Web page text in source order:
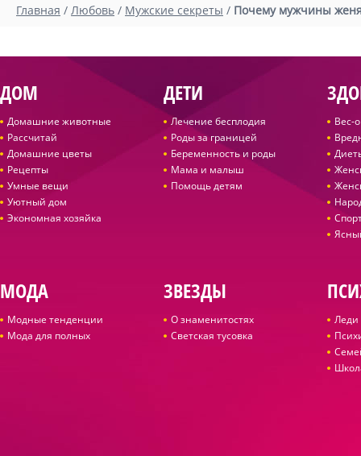
Главная / Любовь / Мужские секреты / Почему мужчины
ДОМ
Домашние животные
Рассчитай
Домашние цветы
Рецепты
Умные вещи
Уютный дом
Экономная хозяйка
ДЕТИ
Лечение бесплодия
Роды за границей
Беременность и роды
Мама и малыш
Помощь детям
Вес-
МОДА
Модные тенденции
Мода для полных
ЗВЕЗДЫ
О знаменитостях
Светская тусовка
Леди